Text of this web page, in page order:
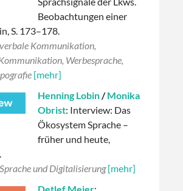
Beobachtungen einer
S. 173–178.
verbale Kommunikation,
Werbesprache,
[mehr]
Henning Lobin/Monika
Obrist: Interview: Das
Ökosystem Sprache –
früher und heute,
Sprache und Digitalisierung [mehr]